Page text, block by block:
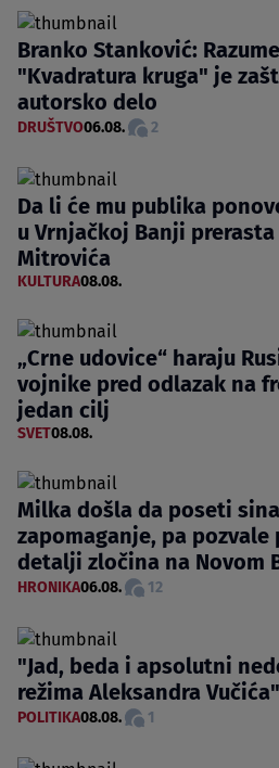
Branko Stanković:
"Kvadratura kruga" je
autorsko delo
DRUŠTVO06.08. 2
Da li će mu publika
u Vrnjačkoj Banji
Mitrovića
KULTURA08.08.
„Crne udovice“ haraju
vojnike pred odlazak na
jedan cilj
SVET08.08.
Milka došla da poseti
zapomaganje, pa
detalji zločina na Novom
HRONIKA06.08. 12
"Jad, beda i apsolutni
režima Aleksandra Vučića"
POLITIKA08.08. 1